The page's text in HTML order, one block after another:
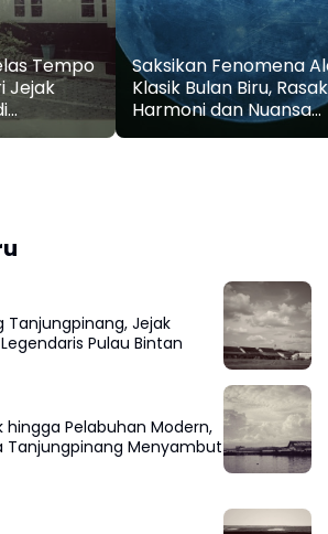
Tempo
Jejak
Saksikan Fenomena
Klasik Bulan Biru,
Harmoni dan Nuansa
Romantis Langit
Tanjungpinang, Jejak
Pulau Bintan
hingga Pelabuhan Modern,
Tanjungpinang Menyambut